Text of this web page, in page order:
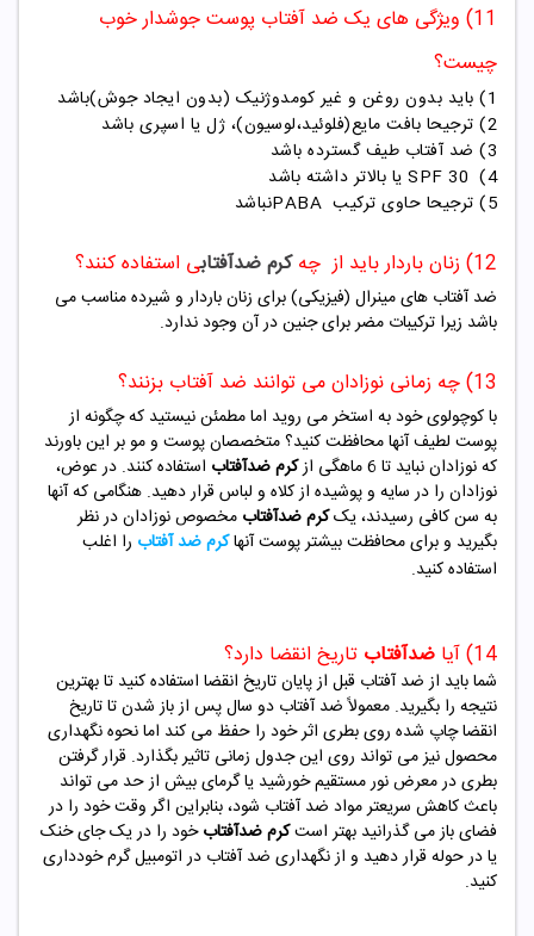
11) ویژگی های یک ضد آفتاب پوست جوشدار خوب
چیست؟
1) باید بدون روغن و غیر کومدوژنیک (بدون ایجاد جوش)باشد
2) ترجیحا بافت مایع(فلوئید،لوسیون)، ژل یا اسپری باشد
3) ضد آفتاب طیف گسترده باشد
4)
30
SPF یا بالاتر داشته باشد
5) ترجیحا حاوی ترکیب
PABAنباشد
12) زنان باردار باید از چه کرم ضدآفتابی استفاده کنند؟
ضد آفتاب های مینرال (فیزیکی) برای زنان باردار و شیرده مناسب می
باشد زیرا ترکیبات مضر برای جنین در آن وجود ندارد.
13) چه زمانی نوزادان می توانند ضد آفتاب بزنند؟
با کوچولوی خود به استخر می روید اما مطمئن نیستید که چگونه از
پوست لطیف آنها محافظت کنید؟ متخصصان پوست و مو بر این باورند
که نوزادان نباید تا 6 ماهگی از
کرم ضدآفتاب استفاده کنند. در عوض،
نوزادان را در سایه و پوشیده از کلاه و لباس قرار دهید. هنگامی که آنها
به سن کافی رسیدند، یککرم ضدآفتاب مخصوص نوزادان در نظر
بگیرید و برای محافظت بیشتر پوست آنهاکرم ضد آفتاب را اغلب
استفاده کنید.
14) آیا ضدآفتاب تاریخ انقضا دارد؟
شما باید از ضد آفتاب قبل از پایان تاریخ انقضا استفاده کنید تا بهترین
نتیجه را بگیرید. معمولاً ضد آفتاب دو سال پس از باز شدن تا تاریخ
انقضا چاپ شده روی بطری اثر خود را حفظ می کند اما نحوه نگهداری
محصول نیز می تواند روی این جدول زمانی تاثیر بگذارد. قرار گرفتن
بطری در معرض نور مستقیم خورشید یا گرمای بیش از حد می تواند
باعث کاهش سریعتر مواد ضد آفتاب شود، بنابراین اگر وقت خود را در
فضای باز می گذرانید بهتر استکرم ضدآفتابخود را در یک جای خنک
یا در حوله قرار دهید و از نگهداری ضد آفتاب در اتومبیل گرم خودداری
کنید.